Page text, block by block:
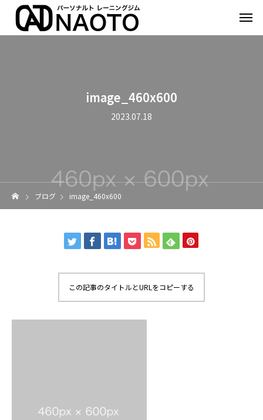
image_460x600
2023.07.18
ブログ image_460x600
この記事のタイトルとURLをコピーする